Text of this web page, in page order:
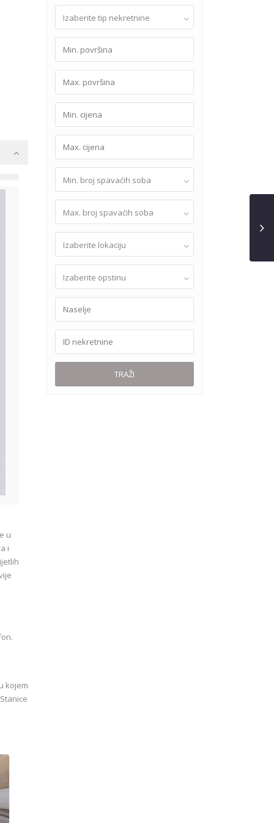
u
i
kojem
Izaberite tip nekretnine
Min. broj spavaćih soba
Max. broj spavaćih soba
Izaberite lokaciju
Izaberite opstinu
TRAŽI